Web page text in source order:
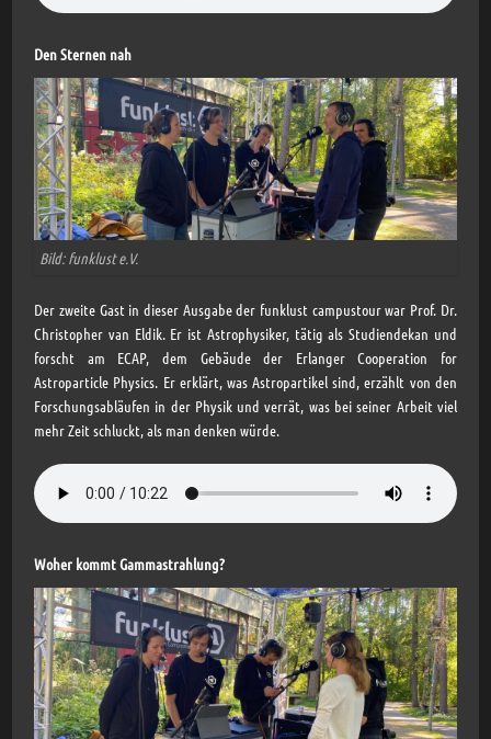
Den Sternen nah
Bild: funklust e.V.
Der zweite Gast in dieser Ausgabe der funklust campustour war Prof. Dr.
Christopher van Eldik. Er ist Astrophysiker, tätig als Studiendekan und
forscht am ECAP, dem Gebäude der Erlanger Cooperation for
Astroparticle Physics. Er erklärt, was Astropartikel sind, erzählt von den
Forschungsabläufen in der Physik und verrät, was bei seiner Arbeit viel
mehr Zeit schluckt, als man denken würde.
Woher kommt Gammastrahlung?